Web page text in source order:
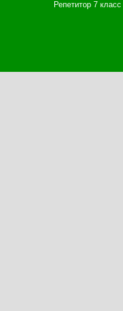
Репетитор 7 класс